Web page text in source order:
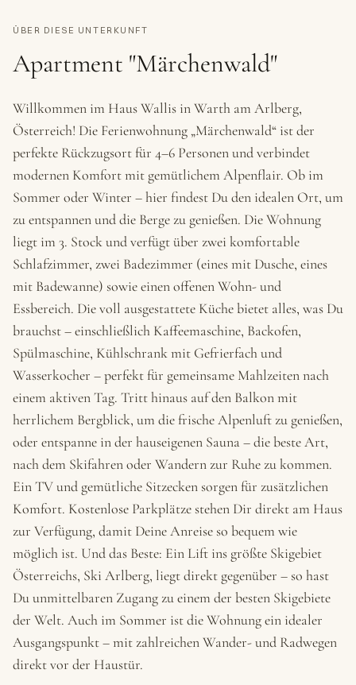
ÜBER DIESE UNTERKUNFT
Apartment "Märchenwald"
Willkommen im Haus Wallis in Warth am Arlberg,
Österreich! Die Ferienwohnung „Märchenwald“ ist der
perfekte Rückzugsort für 4–6 Personen und verbindet
modernen Komfort mit gemütlichem Alpenflair. Ob im
Sommer oder Winter – hier findest Du den idealen Ort, um
zu entspannen und die Berge zu genießen. Die Wohnung
liegt im 3. Stock und verfügt über zwei komfortable
Schlafzimmer, zwei Badezimmer (eines mit Dusche, eines
mit Badewanne) sowie einen offenen Wohn- und
Essbereich. Die voll ausgestattete Küche bietet alles, was Du
brauchst – einschließlich Kaffeemaschine, Backofen,
Spülmaschine, Kühlschrank mit Gefrierfach und
Wasserkocher – perfekt für gemeinsame Mahlzeiten nach
einem aktiven Tag. Tritt hinaus auf den Balkon mit
herrlichem Bergblick, um die frische Alpenluft zu genießen,
oder entspanne in der hauseigenen Sauna – die beste Art,
nach dem Skifahren oder Wandern zur Ruhe zu kommen.
Ein TV und gemütliche Sitzecken sorgen für zusätzlichen
Komfort. Kostenlose Parkplätze stehen Dir direkt am Haus
zur Verfügung, damit Deine Anreise so bequem wie
möglich ist. Und das Beste: Ein Lift ins größte Skigebiet
Österreichs, Ski Arlberg, liegt direkt gegenüber – so hast
Du unmittelbaren Zugang zu einem der besten Skigebiete
der Welt. Auch im Sommer ist die Wohnung ein idealer
Ausgangspunkt – mit zahlreichen Wander- und Radwegen
direkt vor der Haustür.